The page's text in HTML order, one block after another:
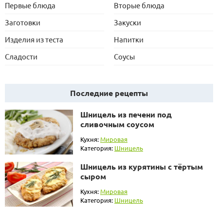
Первые блюда
Вторые блюда
Заготовки
Закуски
Изделия из теста
Напитки
Сладости
Соусы
Последние рецепты
Шницель из печени под
сливочным соусом
Кухня: Мировая
Категория: Шницель
Шницель из курятины с тёртым
сыром
Кухня: Мировая
Категория: Шницель